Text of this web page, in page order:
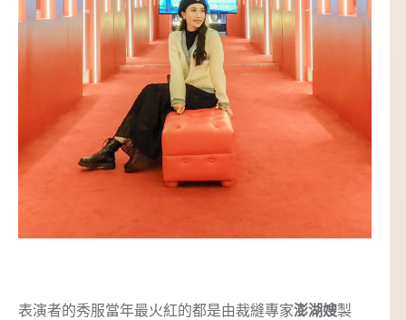
表演者的秀服當年最火紅的都是由裁縫專家澎湖嫂製